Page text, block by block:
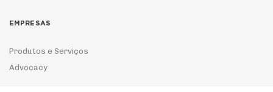
EMPRESAS
Produtos e Serviços
Advocacy